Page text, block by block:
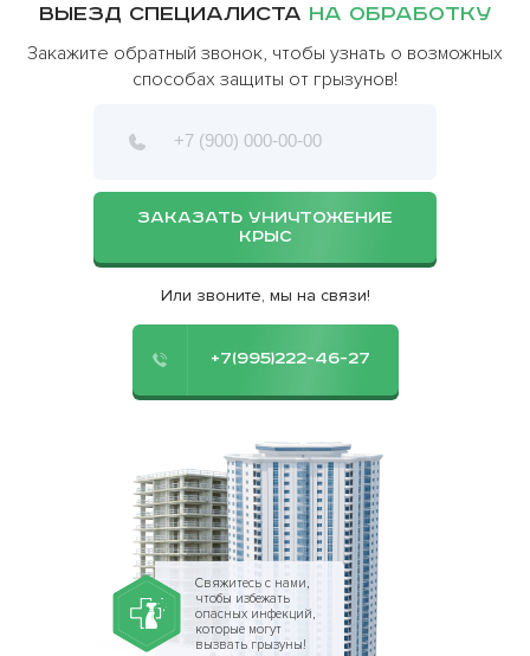
Выезд специалиста на обработку
Закажите обратный звонок, чтобы узнать о возможных
способах защиты от грызунов!
ЗАКАЗАТЬ УНИЧТОЖЕНИЕ
КРЫС
Или звоните, мы на связи!
+7(995)222-46-27
Свяжитесь с нами,
чтобы избежать
опасных инфекций,
которые могут
вызвать грызуны!